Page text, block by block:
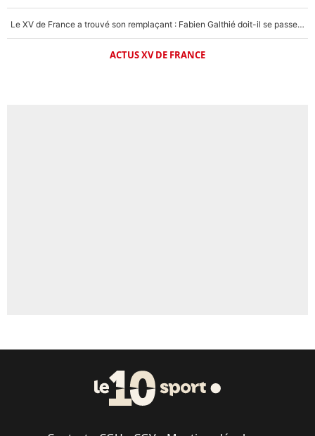
Le XV de France a trouvé son remplaçant : Fabien Galthié doit-il se passer d'Antoine Dupont ?
ACTUS XV DE FRANCE